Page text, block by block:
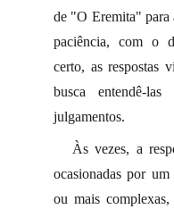
de "O Eremita" para
paciência, com o
certo, as respostas
busca entendê-
julgamentos.
Às vezes, a
ocasionadas por
ou mais